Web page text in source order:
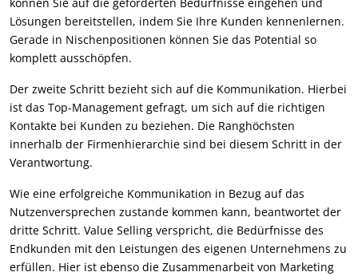
Lösungen bereitstellen, indem Sie Ihre Kunden kennenlernen.
Gerade in Nischenpositionen können Sie das Potential so
komplett ausschöpfen.
Der zweite Schritt bezieht sich auf die Kommunikation. Hierbei
ist das Top-Management gefragt, um sich auf die richtigen
Kontakte bei Kunden zu beziehen. Die Ranghöchsten
innerhalb der Firmenhierarchie sind bei diesem Schritt in der
Verantwortung.
Wie eine erfolgreiche Kommunikation in Bezug auf das
Nutzenversprechen zustande kommen kann, beantwortet der
dritte Schritt. Value Selling verspricht, die Bedürfnisse des
Endkunden mit den Leistungen des eigenen Unternehmens zu
erfüllen. Hier ist ebenso die Zusammenarbeit von Marketing